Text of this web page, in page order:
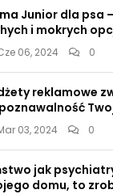
Junior dla psa
i mokrych
06, 2024 0
reklamowe
03, 2024 0
jak
domu, to